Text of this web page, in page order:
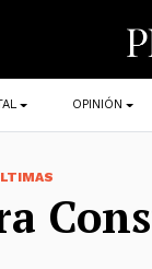
OPINIÓN